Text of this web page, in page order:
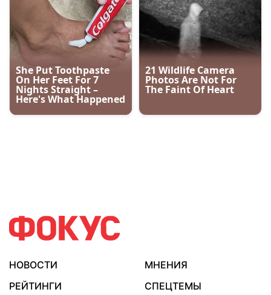
НОВОСТИ
МНЕНИЯ
РЕЙТИНГИ
СПЕЦТЕМЫ